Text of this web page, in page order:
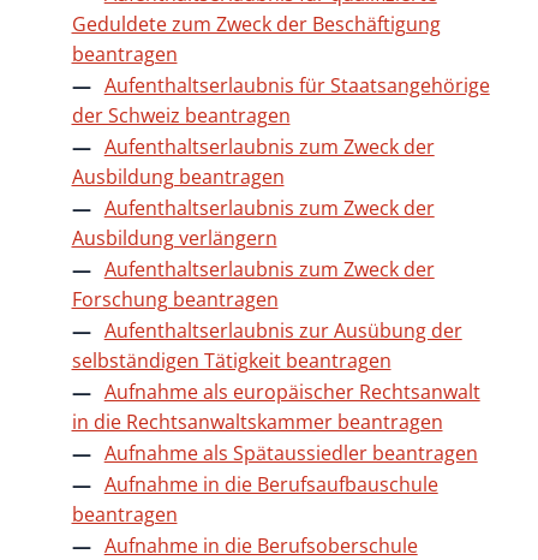
Geduldete zum Zweck der Beschäftigung
beantragen
Aufenthaltserlaubnis für Staatsangehörige
der Schweiz beantragen
Aufenthaltserlaubnis zum Zweck der
Ausbildung beantragen
Aufenthaltserlaubnis zum Zweck der
Ausbildung verlängern
Aufenthaltserlaubnis zum Zweck der
Forschung beantragen
Aufenthaltserlaubnis zur Ausübung der
selbständigen Tätigkeit beantragen
Aufnahme als europäischer Rechtsanwalt
in die Rechtsanwaltskammer beantragen
Aufnahme als Spätaussiedler beantragen
Aufnahme in die Berufsaufbauschule
beantragen
Aufnahme in die Berufsoberschule